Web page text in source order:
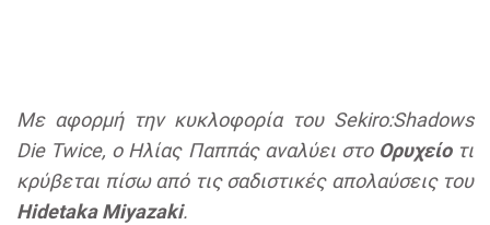
Με αφορμή την κυκλοφορία του Sekiro:Shadows
Die Twice, ο Ηλίας Παππάς αναλύει στο Ορυχείοτι
κρύβεται πίσω από τις σαδιστικές απολαύσεις του
Hidetaka Miyazaki.